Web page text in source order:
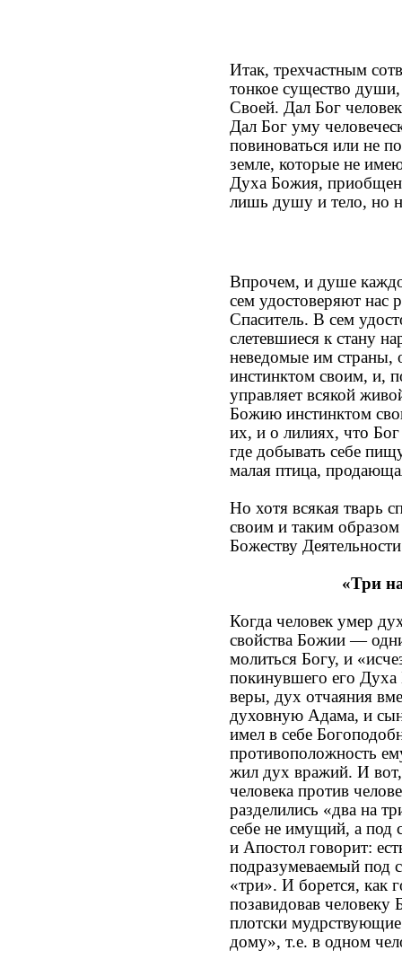
Итак, трехчастным
тонкое существо
Своей. Дал Бог
Дал Бог уму
повиноваться или не
земле, которые не
Духа Божия,
лишь душу и тело, но
Впрочем, и душе
сем удостоверяют нас
Спаситель. В сем
слетевшиеся к стану
неведомые им страны,
инстинктом своим, и,
управляет всякой
Божию инстинктом
их, и о лилиях, что Бог
где добывать себе
малая птица,
Но хотя всякая тварь
своим и таким образом
Божеству
«Три
Когда человек умер
свойства Божии —
молиться Богу, и
покинувшего его Духа
веры, дух отчаяния
духовную Адама, и
имел в себе
противоположность
жил дух вражий. И вот,
человека против
разделились «два на
себе не имущий, а под
и Апостол говорит:
подразумеваемый под
«три». И борется, как
позавидовав
плотски
дому», т.е. в одном